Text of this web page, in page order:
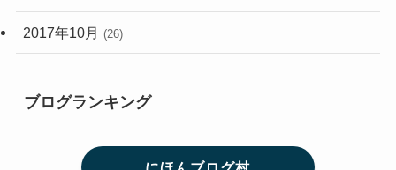
2017年10月 (26)
ブログランキング